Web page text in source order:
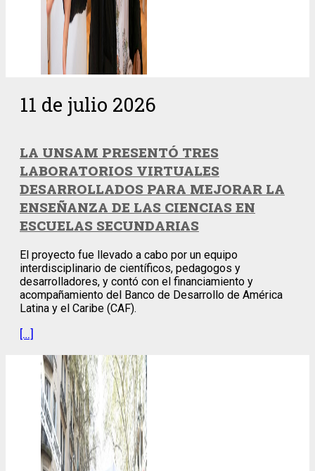
11 de julio 2026
LA UNSAM PRESENTÓ TRES
LABORATORIOS VIRTUALES
DESARROLLADOS PARA MEJORAR LA
ENSEÑANZA DE LAS CIENCIAS EN
ESCUELAS SECUNDARIAS
El proyecto fue llevado a cabo por un equipo
interdisciplinario de científicos, pedagogos y
desarrolladores, y contó con el financiamiento y
acompañamiento del Banco de Desarrollo de América
Latina y el Caribe (CAF).
[…]